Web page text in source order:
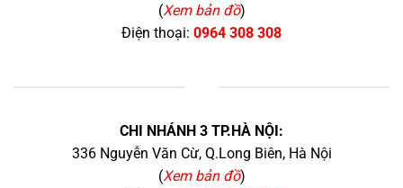
(Xem bản đồ)
Điện thoại: 0964 308 308
CHI NHÁNH 3 TP.HÀ NỘI:
336 Nguyễn Văn Cừ, Q.Long Biên, Hà Nội
(Xem bản đồ)